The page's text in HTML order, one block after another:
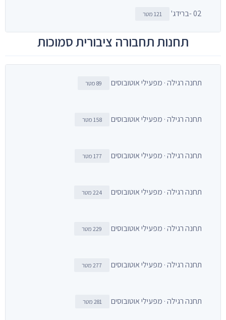
02 -ברידג' 121 מטר
תחנות תחבורה ציבורית סמוכות
תחנה רגילה · מפעילי אוטובוסים 89 מטר
תחנה רגילה · מפעילי אוטובוסים 158 מטר
תחנה רגילה · מפעילי אוטובוסים 177 מטר
תחנה רגילה · מפעילי אוטובוסים 224 מטר
תחנה רגילה · מפעילי אוטובוסים 229 מטר
תחנה רגילה · מפעילי אוטובוסים 277 מטר
תחנה רגילה · מפעילי אוטובוסים 281 מטר